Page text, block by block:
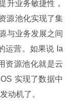
升业务敏捷性，
源池化实现了集
与业务发展之间
运营。如果说 Ia
资源池化就是云
实现了数据中
动机了。